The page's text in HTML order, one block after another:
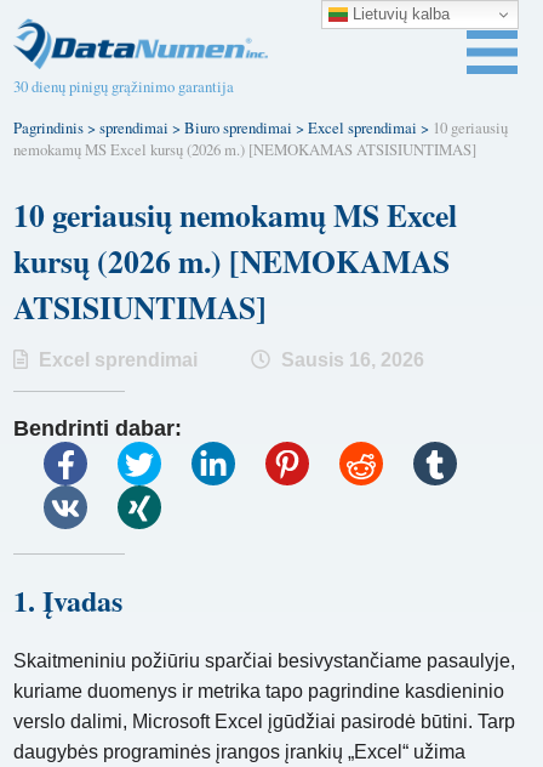
30 dienų pinigų grąžinimo garantija
Pagrindinis>sprendimai >Biuro sprendimai >Excel sprendimai > 10 geriausių
nemokamų MS Excel kursų (2026 m.) [NEMOKAMAS ATSISIUNTIMAS]
10 geriausių nemokamų MS Excel
kursų (2026 m.) [NEMOKAMAS
ATSISIUNTIMAS]
Excel sprendimai Sausis 16, 2026
Bendrinti dabar:
1. Įvadas
Skaitmeniniu požiūriu sparčiai besivystančiame pasaulyje,
kuriame duomenys ir metrika tapo pagrindine kasdieninio
verslo dalimi, Microsoft Excel įgūdžiai pasirodė būtini. Tarp
daugybės programinės įrangos įrankių „Excel“ užima
Lietuvių kalba